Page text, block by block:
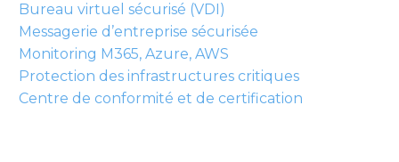
Bureau virtuel sécurisé (VDI)
Messagerie d’entreprise sécurisée
Monitoring M365, Azure, AWS
Protection des infrastructures critiques
Centre de conformité et de certification